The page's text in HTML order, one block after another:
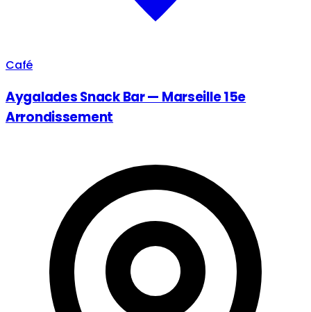
Café
Aygalades Snack Bar — Marseille 15e
Arrondissement